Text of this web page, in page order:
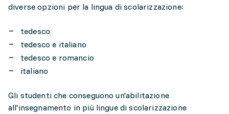
diverse opzioni per la lingua di scolarizzazione:
tedesco
tedesco e italiano
tedesco e romancio
italiano
Gli studenti che conseguono un'abilitazione
all'insegnamento in più lingue di scolarizzazione